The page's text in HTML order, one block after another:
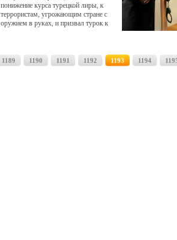
понижение курса турецкой лиры, к
террористам, угрожающим стране с
оружием в руках, и призвал турок к
1189 1190 1191 1192 1193 1194